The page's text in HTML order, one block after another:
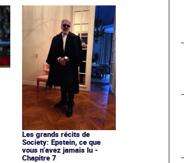
Les grands récits de
Society: Epstein, ce que
vous n’avez jamais lu -
Chapitre 7